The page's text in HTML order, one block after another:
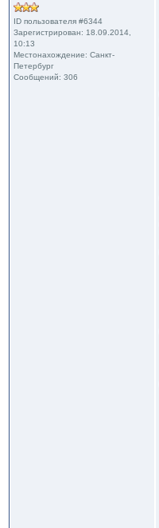
ID пользователя #6344
Зарегистрирован: 18.09.2014,
10:13
Местонахождение: Санкт-
Петербург
Сообщений: 306